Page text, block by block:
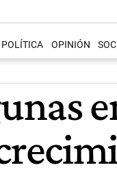
POLÍTICA OPINIÓN